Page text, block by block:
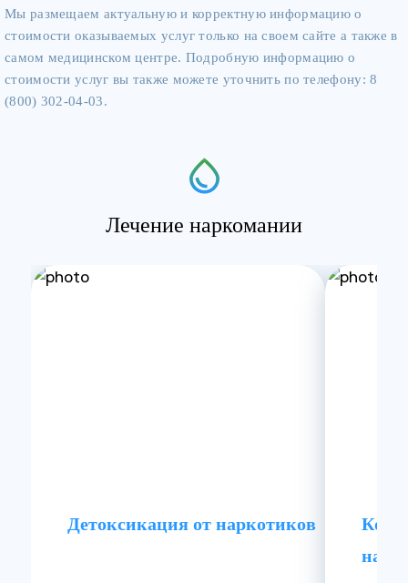
Мы размещаем актуальную и корректную информацию о
стоимости оказываемых услуг только на своем сайте а также в
самом медицинском центре. Подробную информацию о
стоимости услуг вы также можете уточнить по телефону: 8
(800) 302-04-03.
Лечение наркомании
Детоксикация от наркотиков